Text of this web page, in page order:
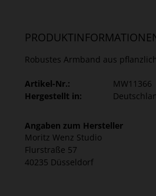
Robustes Armband aus
Artikel-Nr.:
MW11366
Hergestellt in:
Angaben zum Hersteller
Moritz Wenz Studio
Flurstraße 57
40235 Düsseldorf